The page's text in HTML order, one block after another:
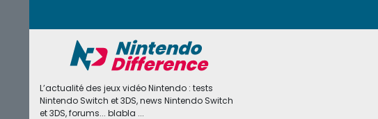
L’actualité des jeux vidéo Nintendo : tests
Nintendo Switch et 3DS, news Nintendo Switch
et 3DS, forums... blabla ...